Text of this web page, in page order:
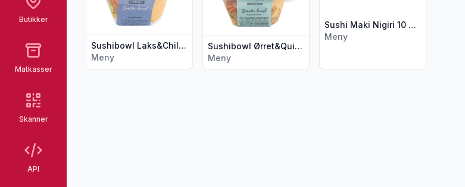
Butikker
Matkasser
Skanner
API
Sushibowl Laks&Chilisaus 280g Lerøy
Meny
Sushibowl Ørret&Quinoasalat 270g Lerøy
Meny
Sushi Maki Nigiri 10 Biter 258g Meny
Meny